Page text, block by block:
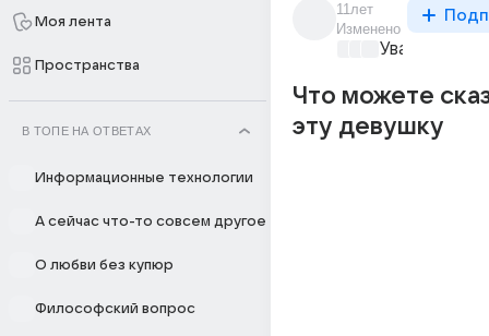
Моя лента
Пространства
В ТОПЕ НА ОТВЕТАХ
Информационные технологии
А сейчас что-то совсем другое
О любви без купюр
Философский вопрос
11лет
Изменено
Уважаемый
Что можете
эту девушку